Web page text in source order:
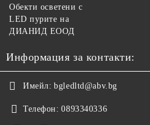
Обекти осветени с
LED пурите на
ДИАНИД ЕООД
Информация за контакти:
Имейл: bgledltd@abv.bg
Телефон: 0893340336